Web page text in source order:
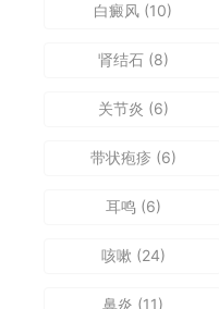
白癜风 (10)
肾结石(8)
关节炎 (6)
带状疱疹 (6)
耳鸣(6)
咳嗽 (24)
鼻炎 (11)